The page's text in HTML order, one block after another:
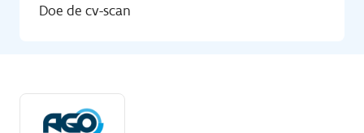
Doe de cv-scan